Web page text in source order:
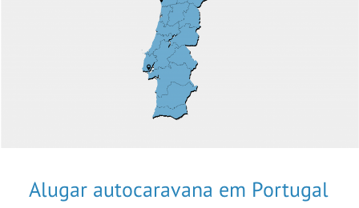
Alugar autocaravana em Portugal